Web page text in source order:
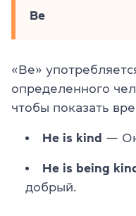
Be
«Be»
определенного
чтобы показать
He is kind —
He is being
добрый.